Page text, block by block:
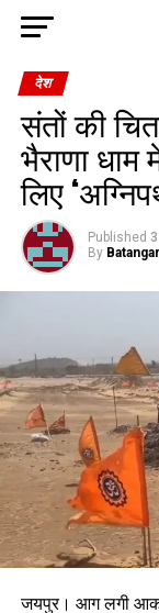
देश
संतों की
भैराणा
लिए
Published
By
जयपुर। आग लगी